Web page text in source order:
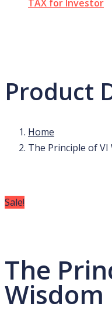
TAX for Investor
Product
Home
The Principle of VI
Sale!
The
Wisdom